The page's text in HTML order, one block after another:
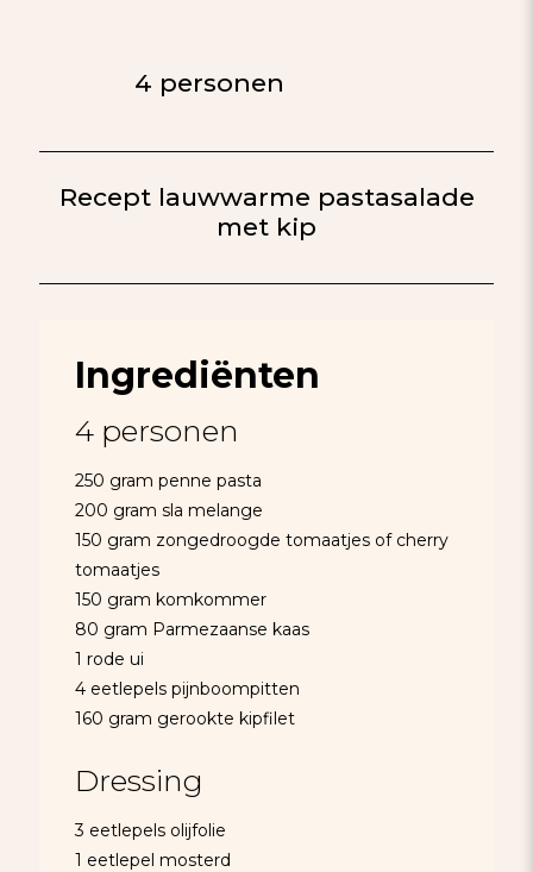
4 personen
Recept lauwwarme pastasalade
met kip
Ingrediënten
4 personen
250 gram penne pasta
200 gram sla melange
150 gram zongedroogde tomaatjes of cherry
tomaatjes
150 gram komkommer
80 gram Parmezaanse kaas
1 rode ui
4 eetlepels pijnboompitten
160 gram gerookte kipfilet
Dressing
3 eetlepels olijfolie
1 eetlepel mosterd